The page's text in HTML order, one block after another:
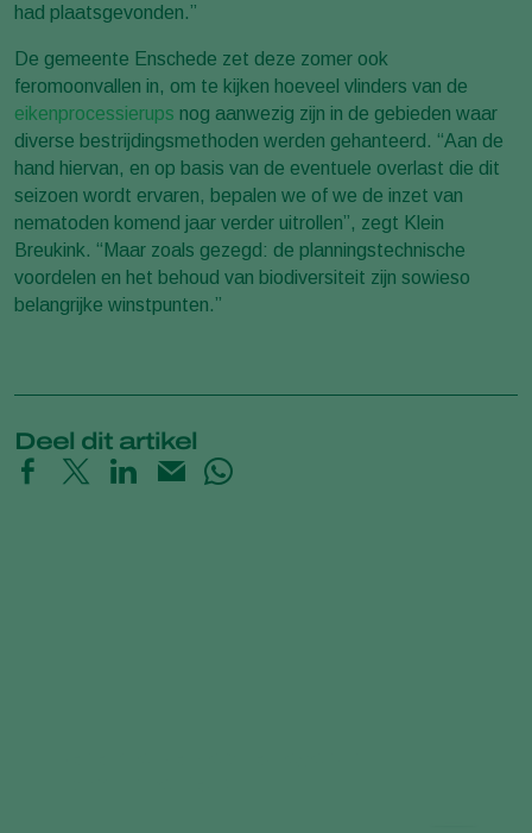
had plaatsgevonden.”
De gemeente Enschede zet deze zomer ook
feromoonvallen in, om te kijken hoeveel vlinders van de
eikenprocessierups nog aanwezig zijn in de gebieden waar
diverse bestrijdingsmethoden werden gehanteerd. “Aan de
hand hiervan, en op basis van de eventuele overlast die dit
seizoen wordt ervaren, bepalen we of we de inzet van
nematoden komend jaar verder uitrollen”, zegt Klein
Breukink. “Maar zoals gezegd: de planningstechnische
voordelen en het behoud van biodiversiteit zijn sowieso
belangrijke winstpunten.”
Deel dit artikel